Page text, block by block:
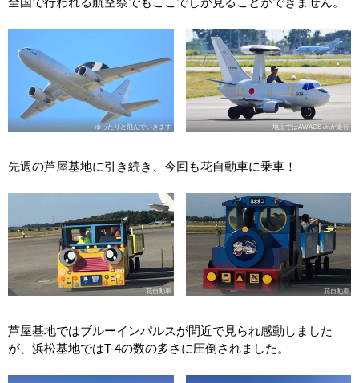
ゆったりと飛んでいきます 地上ではAWACS Jr.が走行
先週の芦屋基地に引き続き、今回も花自動車に乗車！
花自動車 花自動車
芦屋基地ではブルーインパルスが間近で見られ感動しました
が、浜松基地ではT-4の数の多さに圧倒されました。